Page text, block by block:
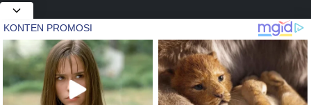
NEWSLETTER
Tetap terhubung untuk mendapatkan berita
terbaru dan pembaruan penting dari kami.